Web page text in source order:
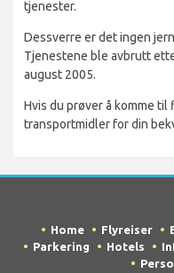
tjenester.
Dessverre er det ingen
Tjenestene ble avbrutt
august 2005.
Hvis du prøver å komme
transportmidler for din
Home Flyreiser
Parkering
Hotels